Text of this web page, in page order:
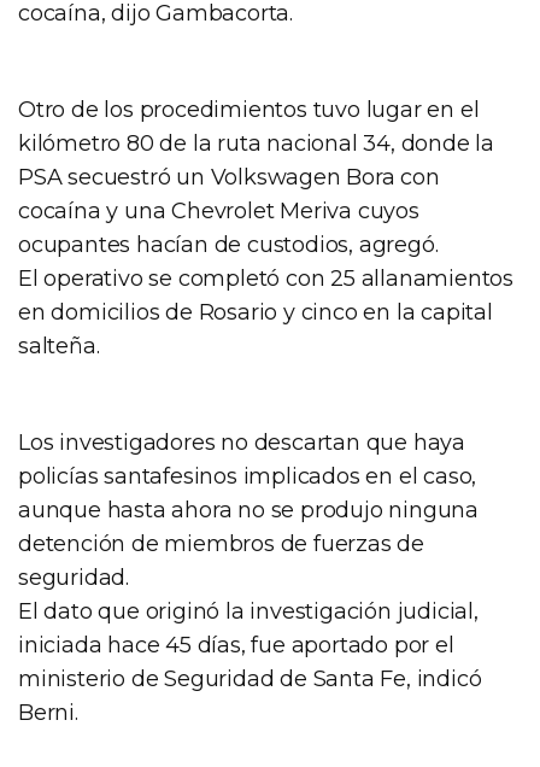
cocaína, dijo Gambacorta.
Otro de los procedimientos tuvo lugar en el
kilómetro 80 de la ruta nacional 34, donde la
PSA secuestró un Volkswagen Bora con
cocaína y una Chevrolet Meriva cuyos
ocupantes hacían de custodios, agregó.
El operativo se completó con 25 allanamientos
en domicilios de Rosario y cinco en la capital
salteña.
Los investigadores no descartan que haya
policías santafesinos implicados en el caso,
aunque hasta ahora no se produjo ninguna
detención de miembros de fuerzas de
seguridad.
El dato que originó la investigación judicial,
iniciada hace 45 días, fue aportado por el
ministerio de Seguridad de Santa Fe, indicó
Berni.